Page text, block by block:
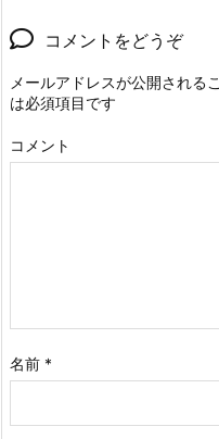
コメントをどうぞ
メールアドレスが公開される
は必須項目です
コメント
名前 *